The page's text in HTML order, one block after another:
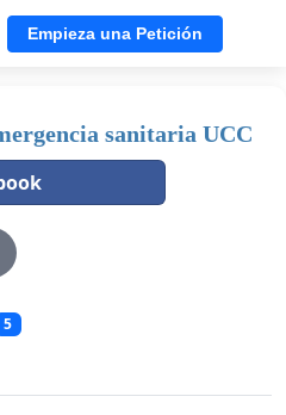
Empieza una Petición
sanitaria UCC
5